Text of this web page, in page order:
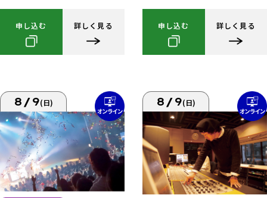
申し込む 詳しく見る 申し込む 詳しく見る
8/9(日) 8/9(日)